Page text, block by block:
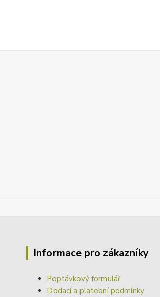
Informace pro zákazníky
Poptávkový formulář
Dodací a platební podmínky